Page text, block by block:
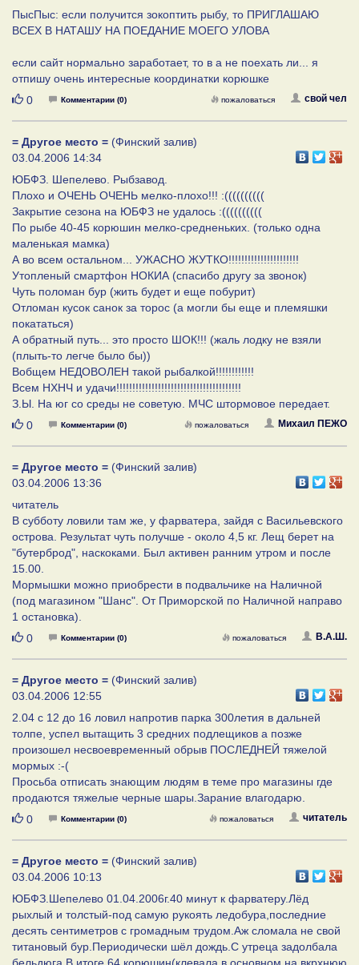
ПысПыс: если получится зокоптить рыбу, то ПРИГЛАШАЮ
ВСЕХ В НАТАШУ НА ПОЕДАНИЕ МОЕГО УЛОВА
если сайт нормально заработает, то в а не поехать ли... я
отпишу очень интересные координатки корюшке
Нравится
0 Комментарии (0) свой чел
пожаловаться
= Другое место = (Финский залив)
03.04.2006 14:34
ЮБФЗ. Шепелево. Рыбзавод.
Плохо и ОЧЕНЬ ОЧЕНЬ мелко-плохо!!! :((((((((((
Закрытие сезона на ЮБФЗ не удалось :((((((((((
По рыбе 40-45 корюшин мелко-средненьких. (только одна
маленькая мамка)
А во всем остальном... УЖАСНО ЖУТКО!!!!!!!!!!!!!!!!!!!!!!
Утопленый смартфон НОКИА (спасибо другу за звонок)
Чуть поломан бур (жить будет и еще побурит)
Отломан кусок санок за торос (а могли бы еще и племяшки
покататься)
А обратный путь... это просто ШОК!!! (жаль лодку не взяли
(плыть-то легче было бы))
Вобщем НЕДОВОЛЕН такой рыбалкой!!!!!!!!!!!!
Всем НХНЧ и удачи!!!!!!!!!!!!!!!!!!!!!!!!!!!!!!!!!!!!!!!
З.Ы. На юг со среды не советую. МЧС штормовое передает.
Нравится
0 Комментарии (0) Михаил ПЕЖО
пожаловаться
= Другое место = (Финский залив)
03.04.2006 13:36
читатель
В субботу ловили там же, у фарватера, зайдя с Васильевского
острова. Результат чуть получше - около 4,5 кг. Лещ берет на
"бутерброд", наскоками. Был активен ранним утром и после
15.00.
Мормышки можно приобрести в подвальчике на Наличной
(под магазином "Шанс". От Приморской по Наличной направо
1 остановка).
Нравится
0 Комментарии (0) В.А.Ш.
пожаловаться
= Другое место = (Финский залив)
03.04.2006 12:55
2.04 с 12 до 16 ловил напротив парка 300летия в дальней
толпе, успел вытащить 3 средних подлещиков а позже
произошел несвоевременный обрыв ПОСЛЕДНЕЙ тяжелой
мормых :-(
Просьба отписать знающим людям в теме про магазины где
продаются тяжелые черные шары.Зарание влагодарю.
Нравится
0 Комментарии (0) читатель
пожаловаться
= Другое место = (Финский залив)
03.04.2006 10:13
ЮБФЗ.Шепелево 01.04.2006г.40 минут к фарватеру.Лёд
рыхлый и толстый-под самую рукоять ледобура,последние
десять сентиметров с громадным трудом.Аж сломала не свой
титановый бур.Периодически шёл дождь.С утреца задолбала
бельдюга.В итоге 64 корюшин(клевала в основном на вкрхнюю